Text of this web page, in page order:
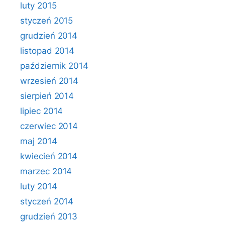
luty 2015
styczeń 2015
grudzień 2014
listopad 2014
październik 2014
wrzesień 2014
sierpień 2014
lipiec 2014
czerwiec 2014
maj 2014
kwiecień 2014
marzec 2014
luty 2014
styczeń 2014
grudzień 2013